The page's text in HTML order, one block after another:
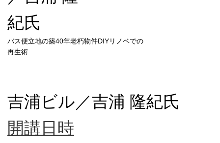
バス便立地の築40年老朽物件DIYリノベでの
再生術
吉浦ビル／吉浦 隆紀氏
開講日時